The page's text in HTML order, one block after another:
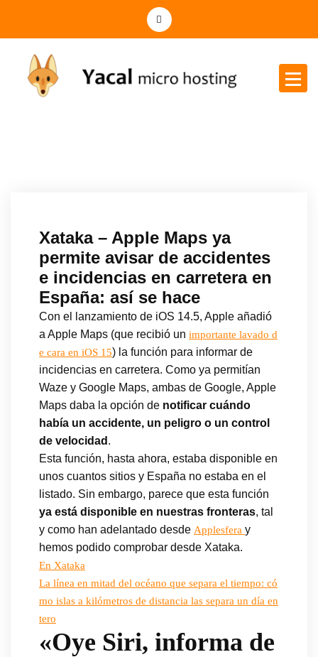
Xataka – Apple Maps ya
permite avisar de accidentes
e incidencias en carretera en
España: así se hace
Con el lanzamiento de iOS 14.5, Apple añadió
a Apple Maps (que recibió un importante lavado d
e cara en iOS 15) la función para informar de
incidencias en carretera. Como ya permitían
Waze y Google Maps, ambas de Google, Apple
Maps daba la opción de notificar cuándo
había un accidente, un peligro o un control
de velocidad .
Esta función, hasta ahora, estaba disponible en
unos cuantos sitios y España no estaba en el
listado. Sin embargo, parece que esta función
ya está disponible en nuestras fronteras, tal
y como han adelantado desde Applesfera y
hemos podido comprobar desde Xataka.
En Xataka
La línea en mitad del océano que separa el tiempo: có
mo islas a kilómetros de distancia las separa un día en
tero
«Oye Siri, informa de